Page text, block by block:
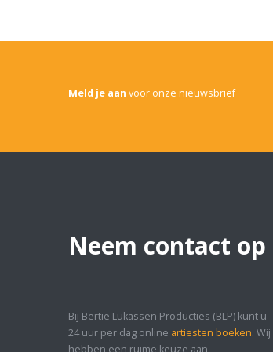
Meld je aan voor onze nieuwsbrief
Neem contact op
Bij Bertie Lukassen Producties (BLP) kunt u
24 uur per dag online artiesten boeken. Wij
hebben een ruime keuze aan